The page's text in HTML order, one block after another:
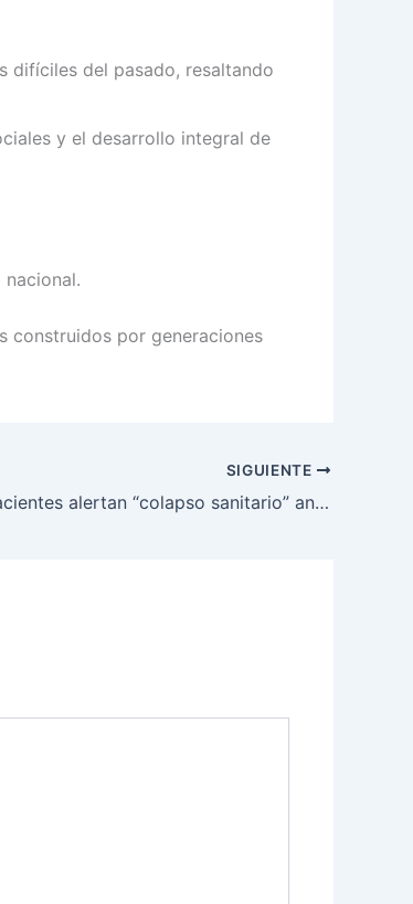
difíciles del pasado, resaltando
y el desarrollo integral de
construidos por generaciones
SIGUIENTE
Choque por salud: Pacientes alertan “colapso sanitario” ante orden de liquidar EPS; Supersalud pide calma